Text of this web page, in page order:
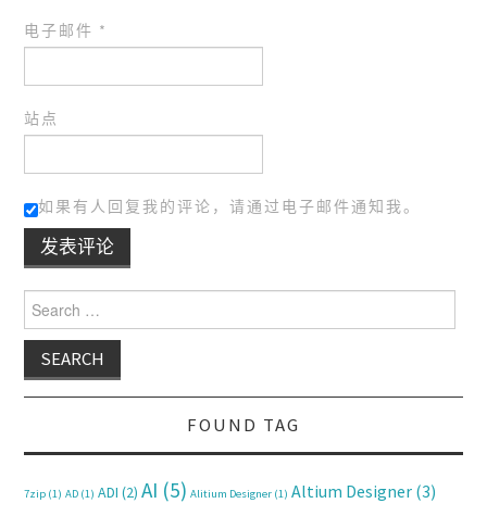
电子邮件 *
站点
如果有人回复我的评论，请通过电子邮件通知我。
Search for:
FOUND TAG
7zip (1) AD (1) ADI (2) AI (5) Alitium Designer (1) Altium Designer (3)